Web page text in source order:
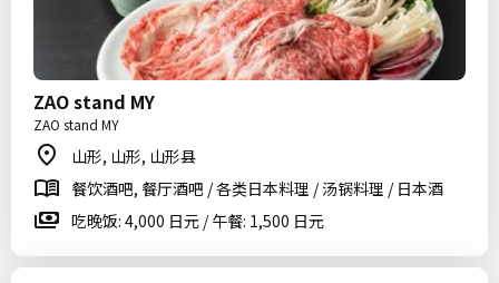
ZAO stand MY
ZAO stand MY
山形, 山形, 山形县
餐饮酒吧, 餐厅酒吧 / 各类日本料理 / 汤锅料理 / 日本酒
吃晚饭: 4,000 日元 / 午餐: 1,500 日元